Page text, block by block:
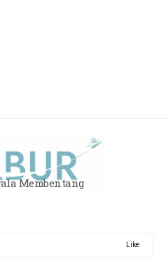
Membentang
Like